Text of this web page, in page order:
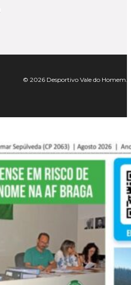
© 2026 Desportivo Vale do Homem.